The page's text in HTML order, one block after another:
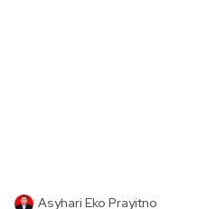
Asyhari Eko Prayitno